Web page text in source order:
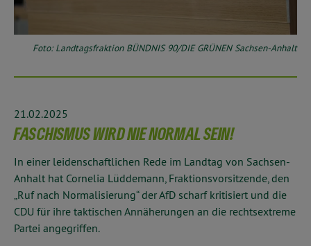
Foto: Landtagsfraktion BÜNDNIS 90/DIE GRÜNEN Sachsen-Anhalt
21.02.2025
FASCHISMUS WIRD NIE NORMAL SEIN!
In einer leidenschaftlichen Rede im Landtag von Sachsen-
Anhalt hat Cornelia Lüddemann, Fraktionsvorsitzende, den
„Ruf nach Normalisierung“ der AfD scharf kritisiert und die
CDU für ihre taktischen Annäherungen an die rechtsextreme
Partei angegriffen.